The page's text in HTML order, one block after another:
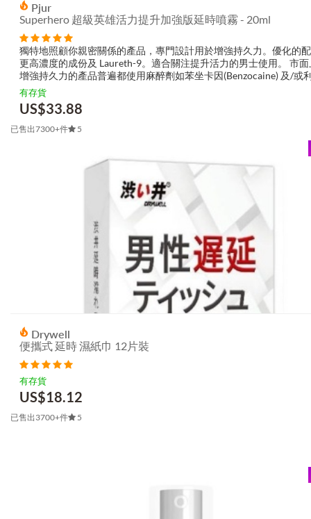
Pjur
Superhero 超級英雄活力提升加強版延時噴霧 - 20ml
獨特地照顧你親密關係的產品，專門設計用於增強持久力。優化的
更高濃度的成份及 Laureth-9。適合關注提升活力的男士使用。 市
增強持久力的產品普遍都使用麻醉劑如苯坐卡因(Benzocaine) 及/或
因(Lidocaine)等成份。但 pjur® superhero S...
有存貨
US$33.88
已售出7300+件 5
Drywell
便攜式 延時 濕紙巾 12片裝
有存貨
US$18.12
已售出3700+件 5